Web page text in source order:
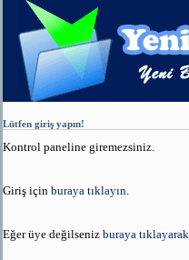
Lütfen giriş yapın!
Kontrol paneline giremezsiniz.
Giriş için buraya tıklayın
Eğer üye değilseniz buraya tıklayarak